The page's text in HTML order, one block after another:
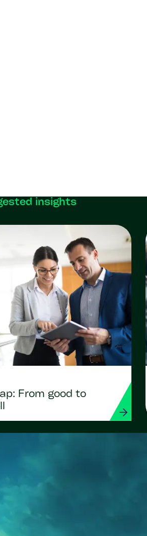
insights
From good to